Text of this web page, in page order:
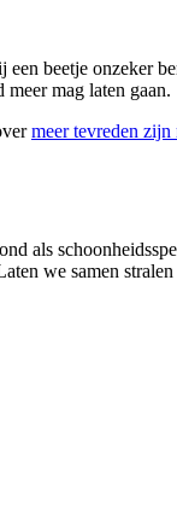
beetje onzeker
mag laten gaan.
meer tevreden
als
we samen